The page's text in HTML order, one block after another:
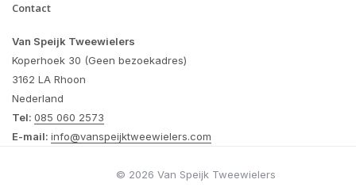
Contact
Van Speijk Tweewielers
Koperhoek 30 (Geen bezoekadres)
3162 LA Rhoon
Nederland
Tel: 085 060 2573
E-mail: info@vanspeijktweewielers.com
© 2026 Van Speijk Tweewielers